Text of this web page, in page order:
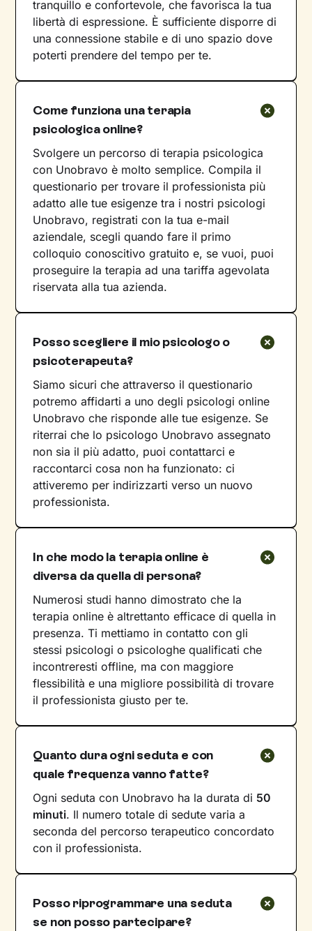
tranquillo e confortevole, che favorisca la tua
libertà di espressione. È sufficiente disporre di
una connessione stabile e di uno spazio dove
poterti prendere del tempo per te.
Come funziona una terapia
psicologica online?
Svolgere un percorso di terapia psicologica
con Unobravo è molto semplice. Compila il
questionario per trovare il professionista più
adatto alle tue esigenze tra i nostri psicologi
Unobravo, registrati con la tua e-mail
aziendale, scegli quando fare il primo
colloquio conoscitivo gratuito e, se vuoi, puoi
proseguire la terapia ad una tariffa agevolata
riservata alla tua azienda.
Posso scegliere il mio psicologo o
psicoterapeuta?
Siamo sicuri che attraverso il questionario
potremo affidarti a uno degli psicologi online
Unobravo che risponde alle tue esigenze. Se
riterrai che lo psicologo Unobravo assegnato
non sia il più adatto, puoi contattarci e
raccontarci cosa non ha funzionato: ci
attiveremo per indirizzarti verso un nuovo
professionista.
In che modo la terapia online è
diversa da quella di persona?
Numerosi studi hanno dimostrato che la
terapia online è altrettanto efficace di quella in
presenza. Ti mettiamo in contatto con gli
stessi psicologi o psicologhe qualificati che
incontreresti offline, ma con maggiore
flessibilità e una migliore possibilità di trovare
il professionista giusto per te.
Quanto dura ogni seduta e con
quale frequenza vanno fatte?
Ogni seduta con Unobravo ha la durata di 50
minuti. Il numero totale di sedute varia a
seconda del percorso terapeutico concordato
con il professionista.
Posso riprogrammare una seduta
se non posso partecipare?